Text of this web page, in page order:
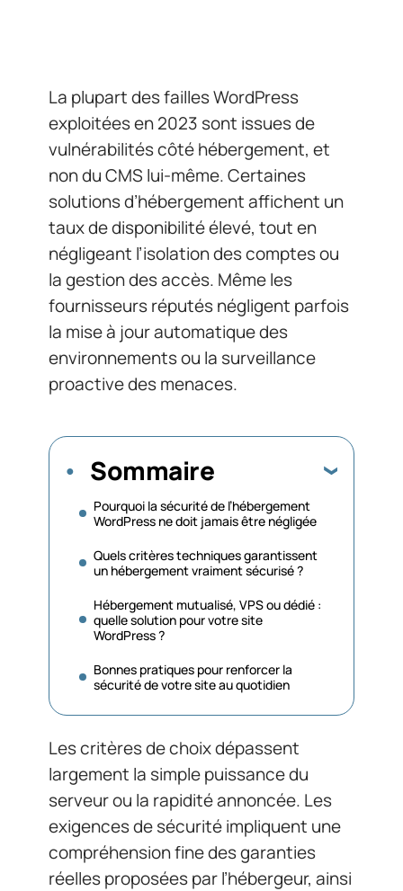
La plupart des failles WordPress
exploitées en 2023 sont issues de
vulnérabilités côté hébergement, et
non du CMS lui-même. Certaines
solutions d’hébergement affichent un
taux de disponibilité élevé, tout en
négligeant l’isolation des comptes ou
la gestion des accès. Même les
fournisseurs réputés négligent parfois
la mise à jour automatique des
environnements ou la surveillance
proactive des menaces.
Sommaire
Pourquoi la sécurité de l’hébergement
WordPress ne doit jamais être négligée
Quels critères techniques garantissent
un hébergement vraiment sécurisé ?
Hébergement mutualisé, VPS ou dédié :
quelle solution pour votre site
WordPress ?
Bonnes pratiques pour renforcer la
sécurité de votre site au quotidien
Les critères de choix dépassent
largement la simple puissance du
serveur ou la rapidité annoncée. Les
exigences de sécurité impliquent une
compréhension fine des garanties
réelles proposées par l’hébergeur, ainsi